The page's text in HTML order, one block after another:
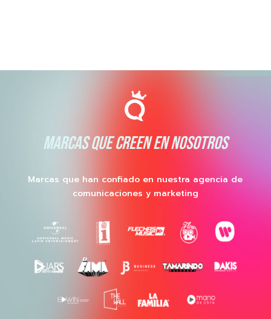
MARCAS QUE CREEN EN NOSOTROS
Marcas que han confiado en nuestra agencia de
comunicaciones y marketing